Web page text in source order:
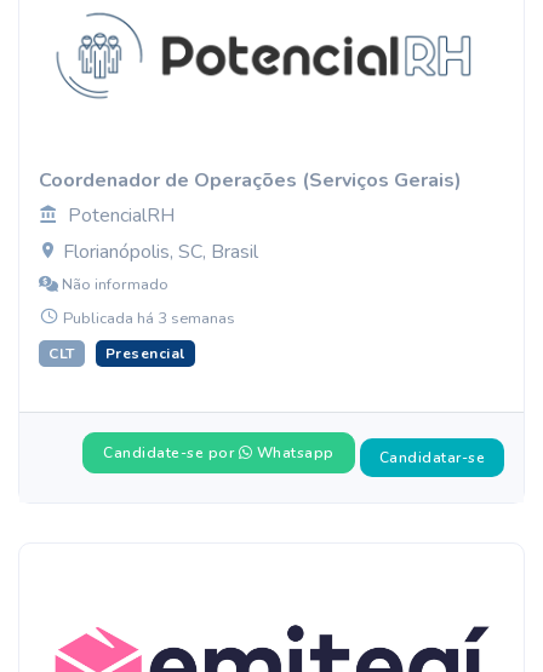
Coordenador de Operações (Serviços Gerais)
PotencialRH
Florianópolis, SC, Brasil
Não informado
Publicada há 3 semanas
CLT Presencial
Candidate-se por Whatsapp Candidatar-se